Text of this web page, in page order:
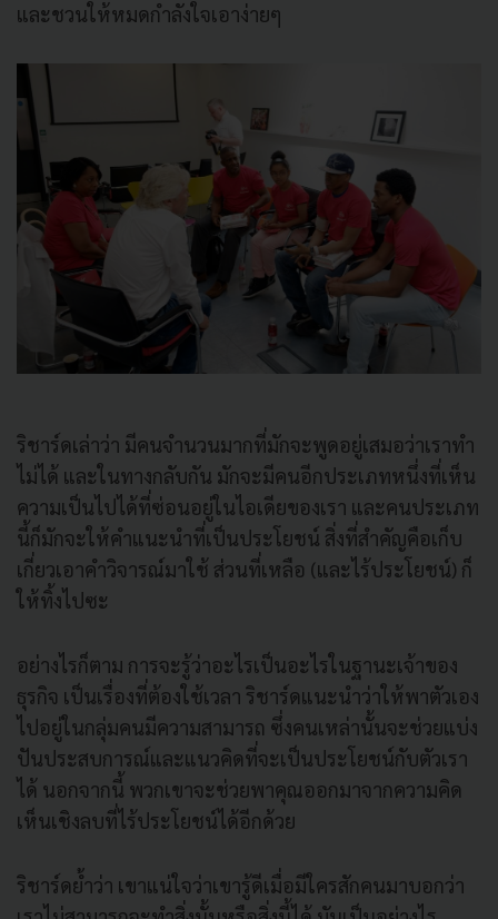
และชวนให้หมดกำลังใจเอาง่ายๆ
ริชาร์ดเล่าว่า มีคนจำนวนมากที่มักจะพูดอยู่เสมอว่าเราทำ
ไม่ได้ และในทางกลับกัน มักจะมีคนอีกประเภทหนึ่งที่เห็น
ความเป็นไปได้ที่ซ่อนอยู่ในไอเดียของเรา และคนประเภท
นี้ก็มักจะให้คำแนะนำที่เป็นประโยชน์ สิ่งที่สำคัญคือเก็บ
เกี่ยวเอาคำวิจารณ์มาใช้ ส่วนที่เหลือ (และไร้ประโยชน์) ก็
ให้ทิ้งไปซะ
อย่างไรก็ตาม การจะรู้ว่าอะไรเป็นอะไรในฐานะเจ้าของ
ธุรกิจ เป็นเรื่องที่ต้องใช้เวลา ริชาร์ดแนะนำว่าให้พาตัวเอง
ไปอยู่ในกลุ่มคนมีความสามารถ ซึ่งคนเหล่านั้นจะช่วยแบ่ง
ปันประสบการณ์และแนวคิดที่จะเป็นประโยชน์กับตัวเรา
ได้ นอกจากนี้ พวกเขาจะช่วยพาคุณออกมาจากความคิด
เห็นเชิงลบที่ไร้ประโยชน์ได้อีกด้วย
ริชาร์ดย้ำว่า เขาแน่ใจว่าเขารู้ดีเมื่อมีใครสักคนมาบอกว่า